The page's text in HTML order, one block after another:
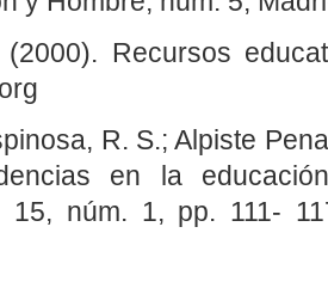
(2000). Recursos
R. S.; Alpiste
en la
15, núm. 1, pp. 111-